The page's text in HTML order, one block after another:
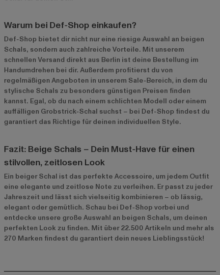
Warum bei Def-Shop einkaufen?
Def-Shop bietet dir nicht nur eine riesige Auswahl an beigen
Schals, sondern auch zahlreiche Vorteile. Mit unserem
schnellen Versand direkt aus Berlin ist deine Bestellung im
Handumdrehen bei dir. Außerdem profitierst du von
regelmäßigen Angeboten in unserem Sale-Bereich, in dem du
stylische Schals zu besonders günstigen Preisen finden
kannst. Egal, ob du nach einem schlichten Modell oder einem
auffälligen Grobstrick-Schal suchst – bei Def-Shop findest du
garantiert das Richtige für deinen individuellen Style.
Fazit: Beige Schals – Dein Must-Have für einen
stilvollen, zeitlosen Look
Ein beiger Schal ist das perfekte Accessoire, um jedem Outfit
eine elegante und zeitlose Note zu verleihen. Er passt zu jeder
Jahreszeit und lässt sich vielseitig kombinieren – ob lässig,
elegant oder gemütlich. Schau bei Def-Shop vorbei und
entdecke unsere große Auswahl an beigen Schals, um deinen
perfekten Look zu finden. Mit über 22.500 Artikeln und mehr als
270 Marken findest du garantiert dein neues Lieblingsstück!